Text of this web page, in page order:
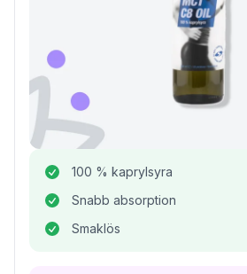
100 % kaprylsyra
Snabb absorption
Smaklös